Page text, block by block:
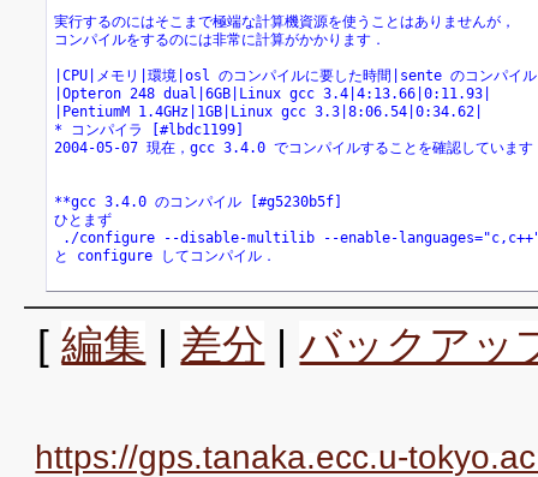
実行するのにはそこまで極端な計算機資源を使うことはありませんが，
コンパイルをするのには非常に計算がかかります．
|CPU|メモリ|環境|osl のコンパイルに要した時間|sente のコンパイ
|Opteron 248 dual|6GB|Linux gcc 3.4|4:13.66|0:11.93|
|PentiumM 1.4GHz|1GB|Linux gcc 3.3|8:06.54|0:34.62|
* コンパイラ [#lbdc1199]
2004-05-07 現在，gcc 3.4.0 でコンパイルすることを確認しています
**gcc 3.4.0 のコンパイル [#g5230b5f]
ひとまず
./configure --disable-multilib --enable-
と configure してコンパイル．
[編集 | 差分 |バックアッ
https://gps.tanaka.ecc.u-